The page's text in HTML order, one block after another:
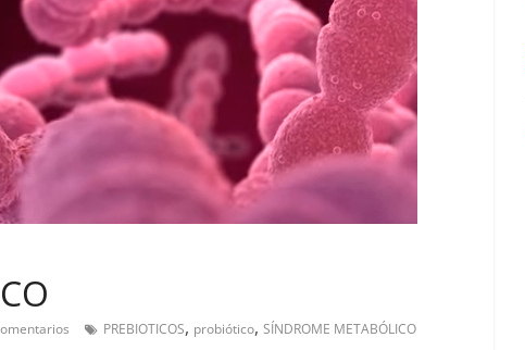
PREBIOTICOS, probiótico, SÍNDROME METABÓLICO